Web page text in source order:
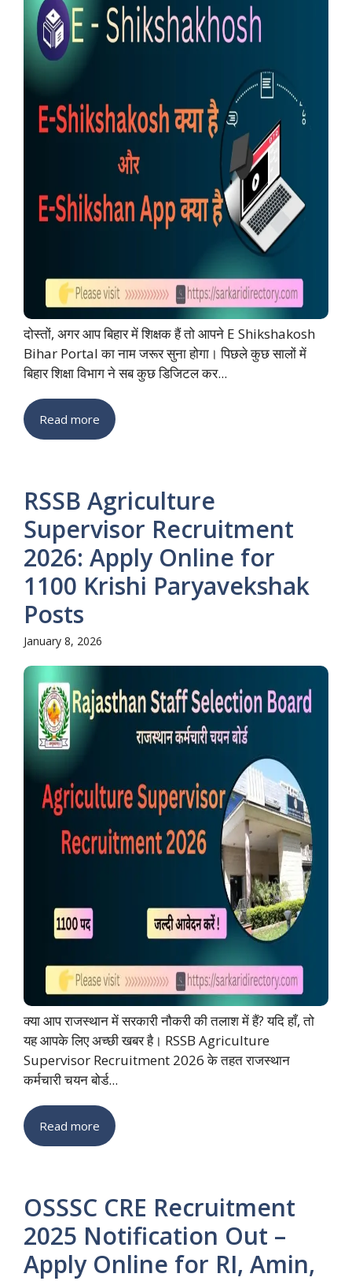
दोस्तों, अगर आप बिहार में शिक्षक हैं तो आपने E Shikshakosh
Bihar Portal का नाम जरूर सुना होगा। पिछले कुछ सालों में
बिहार शिक्षा विभाग ने सब कुछ डिजिटल कर...
Read more
RSSB Agriculture
Supervisor Recruitment
2026: Apply Online for
1100 Krishi Paryavekshak
Posts
January 8, 2026
क्या आप राजस्थान में सरकारी नौकरी की तलाश में हैं? यदि हाँ, तो
यह आपके लिए अच्छी खबर है। RSSB Agriculture
Supervisor Recruitment 2026 के तहत राजस्थान
कर्मचारी चयन बोर्ड...
Read more
OSSSC CRE Recruitment
2025 Notification Out –
Apply Online for RI, Amin,